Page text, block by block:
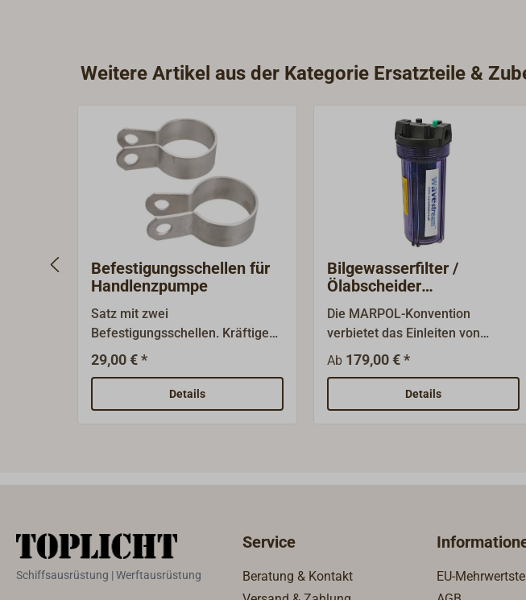
l/min.Schlauchanschluss 13
mm.Passender Ersatzteil-/
Weitere Artikel aus der Kategorie Ersatzteile &
Befestigungsschellen für
Handlenzpumpe
Satz mit zwei
Befestigungsschellen. Kräftige
Edelstahl-Ausführung.Zubehör
für Handlenzpumpe 4642-...
29,00 € *
Details
Bilgewasserfilter /
Ölabscheider
WAVESTREAM
Die MARPOL-Konvention
verbietet das Einleiten von
ölhaltigen Abwässern ins Meer.
Dieser Filter entzieht dem
abgepumpten Bilgenwasser
weitgehend die ölhaltigen
wird.Der Filter wird hinter der
Borddurchführung installiert. Er
Ab 179,00 € *
Details
Schiffsausrüstung | Werftausrüstung
Service
Beratung & Kontakt
EU-